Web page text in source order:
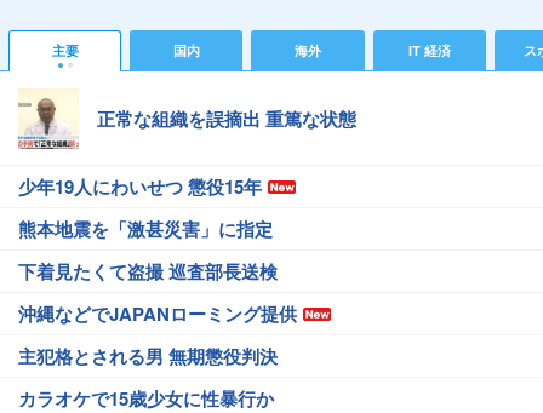
主要 国内 海外 IT 経済 ス
正常な組織を誤摘出 重篤な状態
少年19人にわいせつ 懲役15年
熊本地震を「激甚災害」に指定
下着見たくて盗撮 巡査部長送検
沖縄などでJAPANローミング提供
主犯格とされる男 無期懲役判決
カラオケで15歳少女に性暴行か